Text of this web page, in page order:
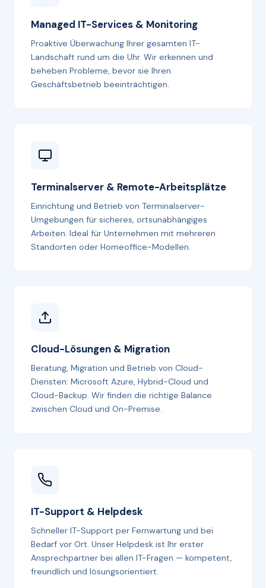
Managed IT-Services & Monitoring
Proaktive Überwachung Ihrer gesamten IT-
Landschaft rund um die Uhr. Wir erkennen und
beheben Probleme, bevor sie Ihren
Geschäftsbetrieb beeinträchtigen.
Terminalserver & Remote-Arbeitsplätze
Einrichtung und Betrieb von Terminalserver-
Umgebungen für sicheres, ortsunabhängiges
Arbeiten. Ideal für Unternehmen mit mehreren
Standorten oder Homeoffice-Modellen.
Cloud-Lösungen & Migration
Beratung, Migration und Betrieb von Cloud-
Diensten: Microsoft Azure, Hybrid-Cloud und
Cloud-Backup. Wir finden die richtige Balance
zwischen Cloud und On-Premise.
IT-Support & Helpdesk
Schneller IT-Support per Fernwartung und bei
Bedarf vor Ort. Unser Helpdesk ist Ihr erster
Ansprechpartner bei allen IT-Fragen — kompetent,
freundlich und lösungsorientiert.